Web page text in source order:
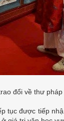
đổi về thư
tục được tiếp